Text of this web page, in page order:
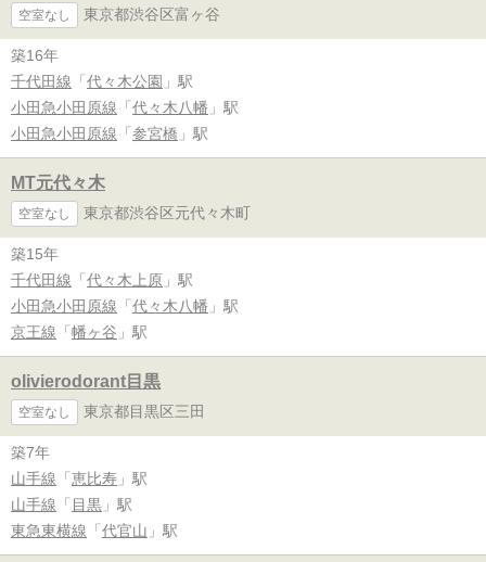
空室なし 東京都渋谷区富ヶ谷
築16年
千代田線 「 代々木公園 」駅
小田急小田原線 「 代々木八幡 」駅
小田急小田原線 「 参宮橋 」駅
MT元代々木
空室なし 東京都渋谷区元代々木町
築15年
千代田線 「 代々木上原 」駅
小田急小田原線 「 代々木八幡 」駅
京王線 「 幡ヶ谷 」駅
olivierodorant目黒
空室なし 東京都目黒区三田
築7年
山手線 「 恵比寿 」駅
山手線 「 目黒 」駅
東急東横線 「 代官山 」駅